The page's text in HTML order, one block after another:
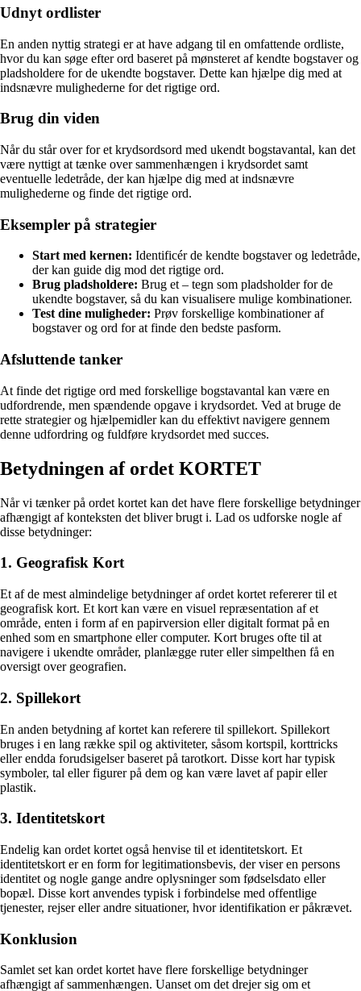
Udnyt ordlister
En anden nyttig strategi er at have adgang til en omfattende ordliste,
hvor du kan søge efter ord baseret på mønsteret af kendte bogstaver og
pladsholdere for de ukendte bogstaver. Dette kan hjælpe dig med at
indsnævre mulighederne for det rigtige ord.
Brug din viden
Når du står over for et krydsordsord med ukendt bogstavantal, kan det
være nyttigt at tænke over sammenhængen i krydsordet samt
eventuelle ledetråde, der kan hjælpe dig med at indsnævre
mulighederne og finde det rigtige ord.
Eksempler på strategier
Start med kernen: Identificér de kendte bogstaver og ledetråde,
der kan guide dig mod det rigtige ord.
Brug pladsholdere: Brug et – tegn som pladsholder for de
ukendte bogstaver, så du kan visualisere mulige kombinationer.
Test dine muligheder: Prøv forskellige kombinationer af
bogstaver og ord for at finde den bedste pasform.
Afsluttende tanker
At finde det rigtige ord med forskellige bogstavantal kan være en
udfordrende, men spændende opgave i krydsordet. Ved at bruge de
rette strategier og hjælpemidler kan du effektivt navigere gennem
denne udfordring og fuldføre krydsordet med succes.
Betydningen af ordet KORTET
Når vi tænker på ordet kortet kan det have flere forskellige betydninger
afhængigt af konteksten det bliver brugt i. Lad os udforske nogle af
disse betydninger:
1. Geografisk Kort
Et af de mest almindelige betydninger af ordet kortet refererer til et
geografisk kort. Et kort kan være en visuel repræsentation af et
område, enten i form af en papirversion eller digitalt format på en
enhed som en smartphone eller computer. Kort bruges ofte til at
navigere i ukendte områder, planlægge ruter eller simpelthen få en
oversigt over geografien.
2. Spillekort
En anden betydning af kortet kan referere til spillekort. Spillekort
bruges i en lang række spil og aktiviteter, såsom kortspil, korttricks
eller endda forudsigelser baseret på tarotkort. Disse kort har typisk
symboler, tal eller figurer på dem og kan være lavet af papir eller
plastik.
3. Identitetskort
Endelig kan ordet kortet også henvise til et identitetskort. Et
identitetskort er en form for legitimationsbevis, der viser en persons
identitet og nogle gange andre oplysninger som fødselsdato eller
bopæl. Disse kort anvendes typisk i forbindelse med offentlige
tjenester, rejser eller andre situationer, hvor identifikation er påkrævet.
Konklusion
Samlet set kan ordet kortet have flere forskellige betydninger
afhængigt af sammenhængen. Uanset om det drejer sig om et